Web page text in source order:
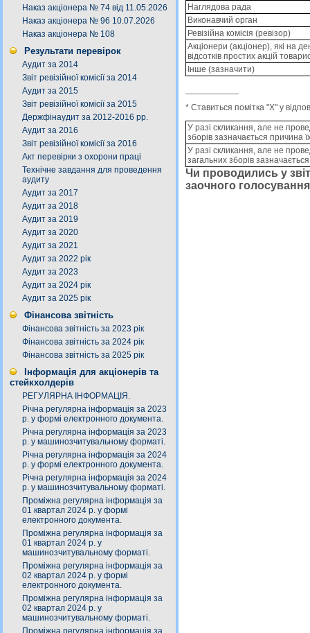
Наказ акціонера № 74 від 11.05.2026
Наказ акціонера № 96 10.07.2026
Наказ акціонера № 108
Результати перевірок
Аудит за 2014
Звіт ревізійної комісії за 2014
Аудит за 2015
Звіт ревізійної комісії за 2015
Держфінаудит за 2012-2016 рр.
Аудит за 2016
Звіт ревізійної комісії за 2016
Акт перевірки з охорони праці
Технічне завдання для проведення
аудиту
Аудит за 2017
Аудит за 2018
Аудит за 2019
Аудит за 2020
Аудит за 2021
Аудит за 2022 рік
Аудит за 2023
Аудит за 2024 рік
Аудит за 2025 рік
Фінансова звітність
Фінансова звітність за 2023 рік
Фінансова звітність за 2024 рік
Фінансова звітність за 2025 рік
Інформація для акціонерів та
стейкхолдерів
РЕГУЛЯРНА ІНФОРМАЦІЯ.
Річна регулярна інформація за 2023
р. у формі електронного документа.
Річна регулярна інформація за 2023
р. у машинозчитувальному форматі.
Річна регулярна інформація за 2024
р. у формі електронного документа.
Річна регулярна інформація за 2024
р. у машинозчитувальному форматі.
Проміжна регулярна інформація за
01 квартал 2024 р. у формі
електронного документа.
Проміжна регулярна інформація за
01 квартал 2024 р. у
машинозчитувальному форматі.
Проміжна регулярна інформація за
02 квартал 2024 р. у формі
електронного документа.
Проміжна регулярна інформація за
02 квартал 2024 р. у
машинозчитувальному форматі.
Проміжна регулярна інформація за
Наглядова рада
Виконавчий орган
Ревізійна комісія (ревізор)
Акціонери (акціонер), які на
відсотків простих акцій
Інше (зазначити)
* Ставиться помітка "X" у
У разі скликання, але не
зборів зазначається причина
У разі скликання, але не
загальних зборів
Чи проводились у
заочного